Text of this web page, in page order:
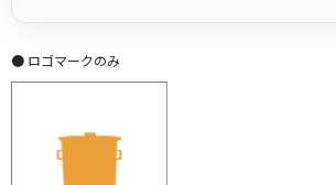
● ロゴマークのみ